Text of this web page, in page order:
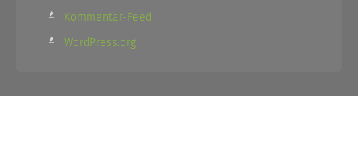
Kommentar-Feed
WordPress.org